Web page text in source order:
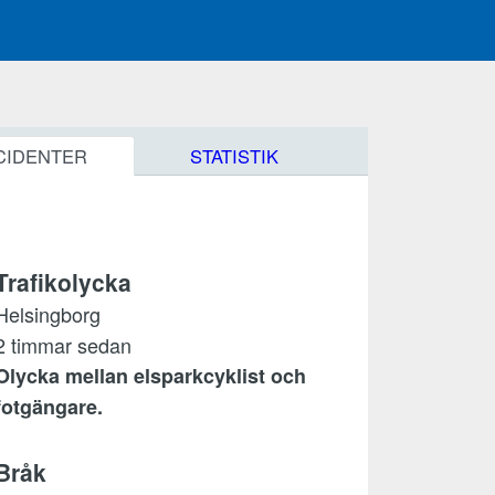
STATISTIK
timmar sedan
mellan elsparkcyklist och